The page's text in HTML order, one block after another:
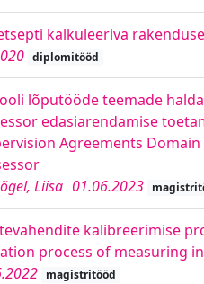
kalkuleeriva
diplomitööd
lõputööde teemade
edasiarendamise
Agreements
Liisa 01.06.2023
kalibreerimise
process of measuring
magistritööd